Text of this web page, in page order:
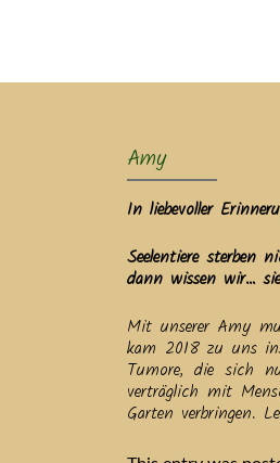
Amy
In liebevoller
Seelentiere sterben
dann wissen wir…
Mit unserer Amy
kam 2018 zu uns
Tumore, die sich
verträglich mit
Garten verbringen.